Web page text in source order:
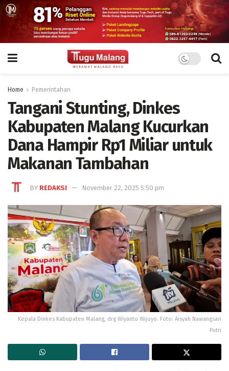
Home Pemerintahan
Tangani Stunting, Dinkes
Kabupaten Malang Kucurkan
Dana Hampir Rp1 Miliar untuk
Makanan Tambahan
BY REDAKSI November 22, 2025 5:50 pm
Kepala Dinkes Kabupaten Malang, drg Wiyanto Wijoyo. Foto: Aisyah Nawangsari
Putri